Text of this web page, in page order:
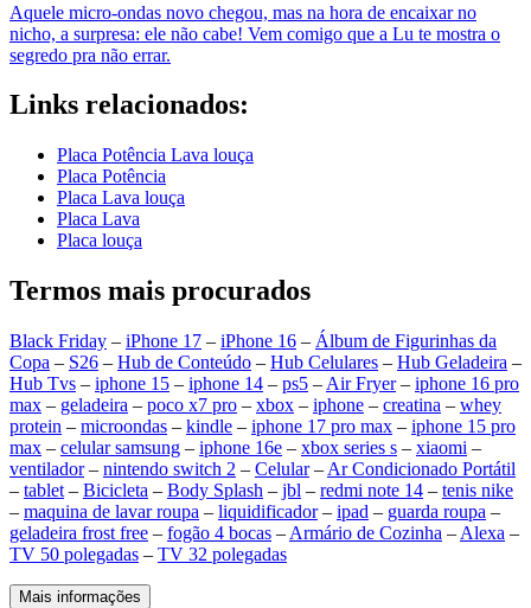
Aquele micro-ondas novo chegou, mas na hora de encaixar no
nicho, a surpresa: ele não cabe! Vem comigo que a Lu te mostra o
segredo pra não errar.
Links relacionados:
Placa Potência Lava louça
Placa Potência
Placa Lava louça
Placa Lava
Placa louça
Termos mais procurados
Black Friday – iPhone 17 – iPhone 16 – Álbum de Figurinhas da
Copa – S26 – Hub de Conteúdo – Hub Celulares – Hub Geladeira –
Hub Tvs – iphone 15 – iphone 14 – ps5 – Air Fryer– iphone 16 pro
max – geladeira – poco x7 pro – xbox – iphone – creatina – whey
protein – microondas – kindle – iphone 17 pro max – iphone 15 pro
max – celular samsung – iphone 16e – xbox series s – xiaomi –
ventilador– nintendo switch 2 – Celular– Ar Condicionado Portátil
– tablet – Bicicleta – Body Splash – jbl – redmi note 14 – tenis nike
– maquina de lavar roupa – liquidificador– ipad – guarda roupa –
geladeira frost free – fogão 4 bocas – Armário de Cozinha – Alexa –
TV 50 polegadas – TV 32 polegadas
Mais informações